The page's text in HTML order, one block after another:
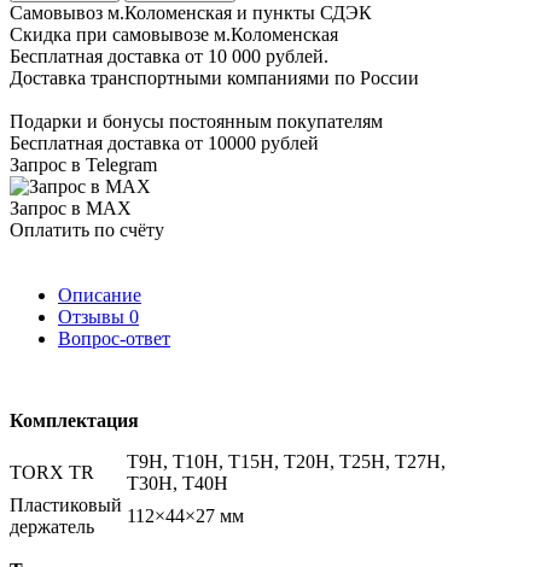
Самовывоз м.Коломенская и пункты СДЭК
Скидка при самовывозе м.Коломенская
Бесплатная доставка от 10 000 рублей.
Доставка транспортными компаниями по России
Подарки и бонусы постоянным покупателям
Бесплатная доставка от 10000 рублей
Запрос в Telegram
Запрос в MAX
Оплатить по счёту
Описание
Отзывы 0
Вопрос-ответ
Комплектация
TORX TR
T9H, T10H, T15H, T20H, T25H, T27H,
T30H, T40H
Пластиковый
держатель
112×44×27 мм